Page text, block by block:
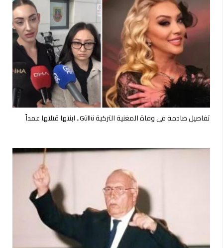
تفاصيل صادمة في وفاة المغنية التركية Güllü.. ابنتها قتلتها عمداً